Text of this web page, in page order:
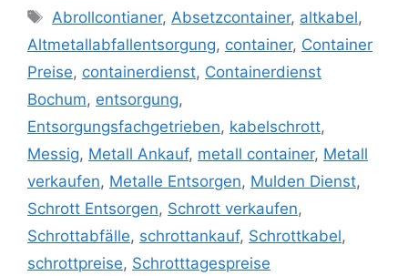
Schlagwörter
Abrollcontianer, Absetzcontainer, altkabel,
Altmetallabfallentsorgung, container, Container
Preise, containerdienst, Containerdienst
Bochum, entsorgung,
Entsorgungsfachgetrieben, kabelschrott,
Messig, Metall Ankauf, metall container, Metall
verkaufen, Metalle Entsorgen, Mulden Dienst,
Schrott Entsorgen, Schrott verkaufen,
Schrottabfälle, schrottankauf, Schrottkabel,
schrottpreise, Schrotttagespreise